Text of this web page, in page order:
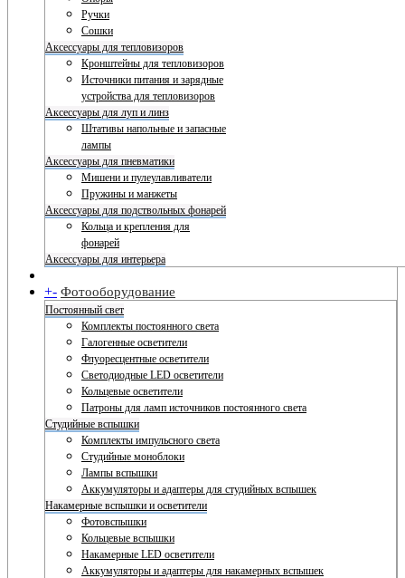
Ручки
Сошки
Аксессуары для тепловизоров
Кронштейны для тепловизоров
Источники питания и зарядные
устройства для тепловизоров
Аксессуары для луп и линз
Штативы напольные и запасные
лампы
Аксессуары для пневматики
Мишени и пулеулавливатели
Пружины и манжеты
Аксессуары для подствольных фонарей
Кольца и крепления для
фонарей
Аксессуары для интерьера
+- Фотооборудование
Постоянный свет
Комплекты постоянного света
Галогенные осветители
Флуоресцентные осветители
Светодиодные LED осветители
Кольцевые осветители
Патроны для ламп источников постоянного света
Студийные вспышки
Комплекты импульсного света
Студийные моноблоки
Лампы вспышки
Аккумуляторы и адаптеры для студийных вспышек
Накамерные вспышки и осветители
Фотовспышки
Кольцевые вспышки
Накамерные LED осветители
Аккумуляторы и адаптеры для накамерных вспышек